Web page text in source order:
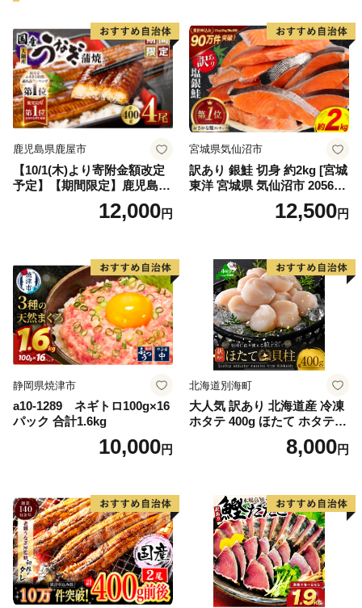
鹿児島県鹿屋市
【10/1(木)より寄附金額改定
予定】【期間限定】鹿児島県
大隅産うなぎ蒲焼4尾（400
g） KN007-02312,000円
宮城県気仙沼市
訳あり 銀鮭 切身 約2kg [宮城
東洋 宮城県 気仙沼市 205649
91] 鮭 魚介類 海鮮 訳アリ 規
格外 不揃い さけ サケ 鮭切身
切り身 魚 わけあり
12,500円
静岡県焼津市
a10-1289 ネギトロ100g×16
パック 合計1.6kg
10,000円
北海道別海町
大人気 訳あり 北海道産 冷凍
ホタテ 400g ほたて ホタテ
8,000円